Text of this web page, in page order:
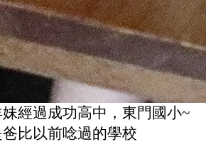
經過成功高中，東門國小~
比以前唸過的學校